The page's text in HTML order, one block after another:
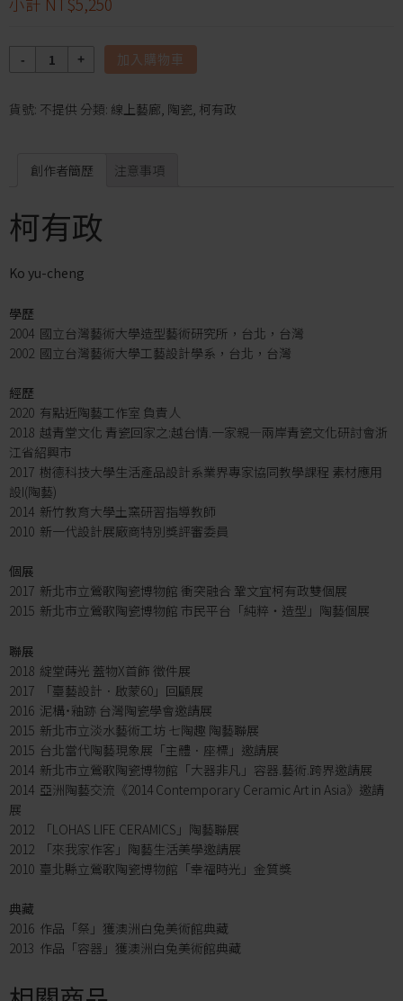
加入購物車
貨號: 不提供 分類: 線上藝廊 陶瓷 柯有政
創作者簡歷 注意事項
柯有政
Ko yu-cheng
學歷
2004 國立台灣藝術大學造型藝術研究所，台北，台灣
2002 國立台灣藝術大學工藝設計學系，台北，台灣
經歷
2020 有點近陶藝工作室 負責人
2018 越青堂文化 青瓷回家之:越台情.一家親—兩岸青瓷文化研討會浙
江省紹興市
2017 樹德科技大學生活產品設計系業界專家協同教學課程 素材應用
設I(陶藝)
2014 新竹教育大學土窯研習指導教師
2010 新一代設計展廠商特別獎評審委員
個展
2017 新北市立鶯歌陶瓷博物館 衝突融合 鞏文宜柯有政雙個展
2015 新北市立鶯歌陶瓷博物館 市民平台「純粹‧造型」陶藝個展
聯展
2018 綻堂蒔光 蓋物X首飾 徵件展
2017 「臺藝設計．啟蒙60」回顧展
2016 泥構˙釉跡 台灣陶瓷學會邀請展
2015 新北市立淡水藝術工坊 七陶趣 陶藝聯展
2015 台北當代陶藝現象展「主體．座標」邀請展
2014 新北市立鶯歌陶瓷博物館「大器非凡」容器.藝術.跨界邀請展
2014 亞洲陶藝交流《2014 Contemporary Ceramic Art in Asia》邀請
展
2012 「LOHAS LIFE CERAMICS」陶藝聯展
2012 「來我家作客」陶藝生活美學邀請展
2010 臺北縣立鶯歌陶瓷博物館「幸福時光」金質獎
典藏
2016 作品「祭」獲澳洲白兔美術館典藏
2013 作品「容器」獲澳洲白兔美術館典藏